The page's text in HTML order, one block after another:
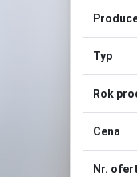
Typ
Rok
Cena
Nr.